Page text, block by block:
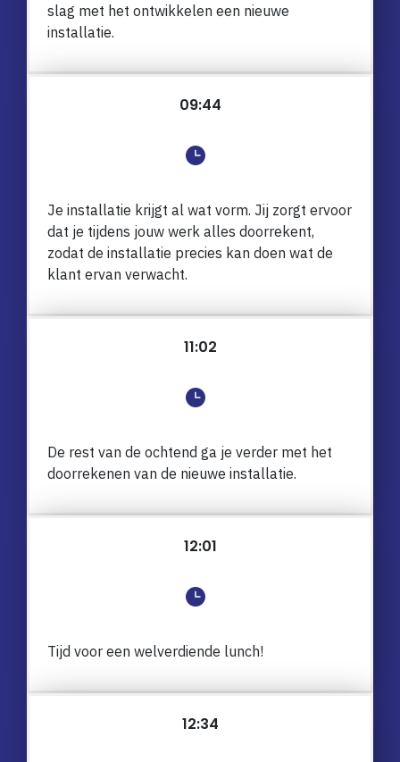
slag met het ontwikkelen een nieuwe
installatie.
09:44
Je installatie krijgt al wat vorm. Jij zorgt ervoor
dat je tijdens jouw werk alles doorrekent,
zodat de installatie precies kan doen wat de
klant ervan verwacht.
11:02
De rest van de ochtend ga je verder met het
doorrekenen van de nieuwe installatie.
12:01
Tijd voor een welverdiende lunch!
12:34